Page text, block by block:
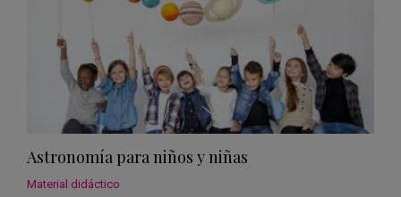
Astronomía para niños y niñas
Material didáctico